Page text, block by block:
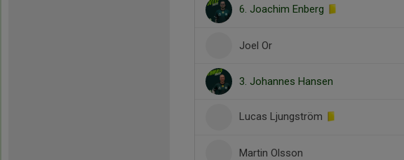
6. Joachim Enberg
Joel Or
3. Johannes Hansen
Lucas Ljungström
Martin Olsson